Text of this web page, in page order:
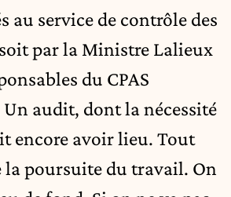
au service de contrôle des
soit par la Ministre Lalieux
du CPAS
Un audit, dont la nécessité
encore avoir lieu. Tout
poursuite du travail. On